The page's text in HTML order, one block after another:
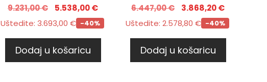
9.231,00€ 5.538,00€
Uštedite: 3.693,00 € -40%
Dodaj u košaricu
6.447,00€ 3.868,20€
Uštedite: 2.578,80 € -40%
Dodaj u košaricu